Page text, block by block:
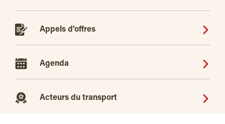
Appels d'offres
Agenda
Acteurs du transport